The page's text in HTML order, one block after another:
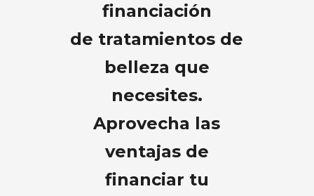
financiación
de tratamientos de
belleza que
necesites.
Aprovecha las
ventajas de
financiar tu